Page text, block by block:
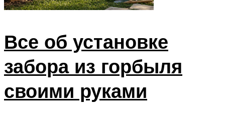
Все об установке
забора из горбыля
своими руками